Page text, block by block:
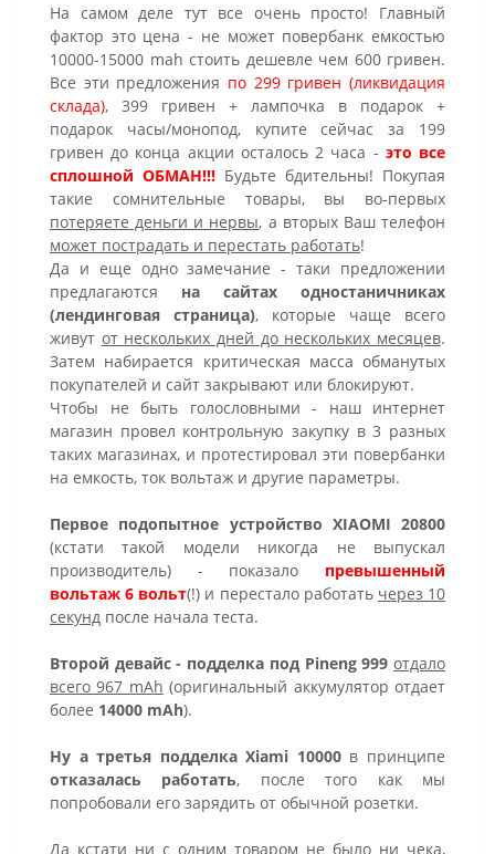
На самом деле тут все очень просто! Главный
фактор это цена - не может повербанк емкостью
10000-15000 mah стоить дешевле чем 600 гривен.
Все эти предложения по 299 гривен (ликвидация
склада), 399 гривен + лампочка в подарок +
подарок часы/монопод, купите сейчас за 199
гривен до конца акции осталось 2 часа - это все
сплошной ОБМАН!!! Будьте бдительны! Покупая
такие сомнительные товары, вы во-первых
потеряете деньги и нервы, а вторых Ваш телефон
может пострадать и перестать работать!
Да и еще одно замечание - таки предложении
предлагаются на сайтах одностаничниках
(лендинговая страница), которые чаще всего
живут от нескольких дней до нескольких месяцев.
Затем набирается критическая масса обманутых
покупателей и сайт закрывают или блокируют.
Чтобы не быть голословными - наш интернет
магазин провел контрольную закупку в 3 разных
таких магазинах, и протестировал эти повербанки
на емкость, ток вольтаж и другие параметры.
Первое подопытное устройство XIAOMI 20800
(кстати такой модели никогда не выпускал
производитель) - показало превышенный
вольтаж 6 вольт(!) и перестало работать через 10
секунд после начала теста.
Второй девайс - подделка под Pineng 999 отдало
всего 967 mAh (оригинальный аккумулятор отдает
более 14000 mAh).
Ну а третья подделка Xiami 10000в принципе
отказалась работать, после того как мы
попробовали его зарядить от обычной розетки.
Да кстати ни с одним товаром не было ни чека,